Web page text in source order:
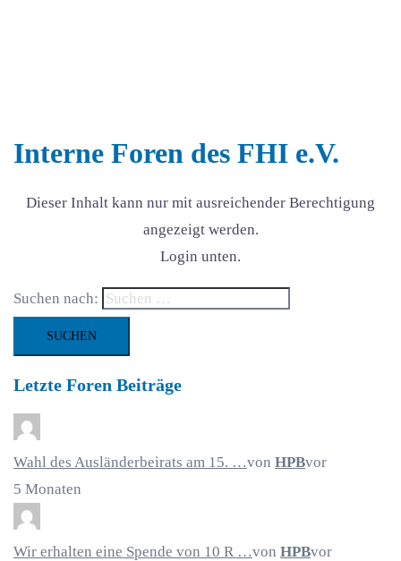
Interne Foren des FHI e.V.
Dieser Inhalt kann nur mit ausreichender Berechtigung
angezeigt werden.
Login unten.
Suchen nach:
Letzte Foren Beiträge
Wahl des Ausländerbeirats am 15. …von HPBvor
5 Monaten
Wir erhalten eine Spende von 10 R …von HPBvor